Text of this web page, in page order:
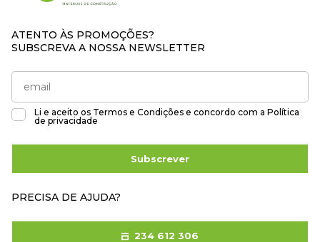
ATENTO ÀS PROMOÇÕES?
SUBSCREVA A NOSSA NEWSLETTER
Li e aceito os Termos e Condições e concordo com a Política
de privacidade
Subscrever
PRECISA DE AJUDA?
234 612 306